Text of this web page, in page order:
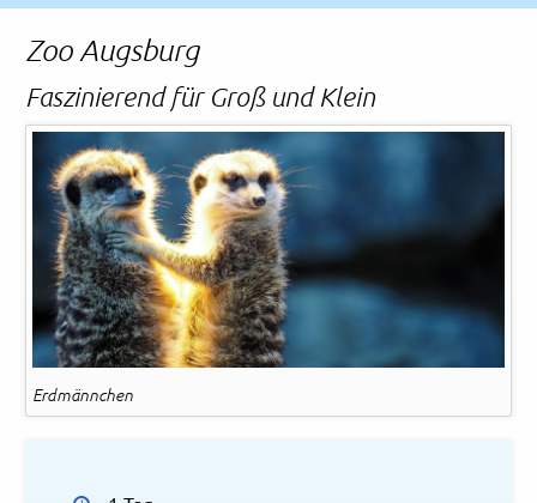
Zoo Augsburg
Faszinierend für Groß und Klein
Erdmännchen
Rechtliches und AGB
Reiseversicherung